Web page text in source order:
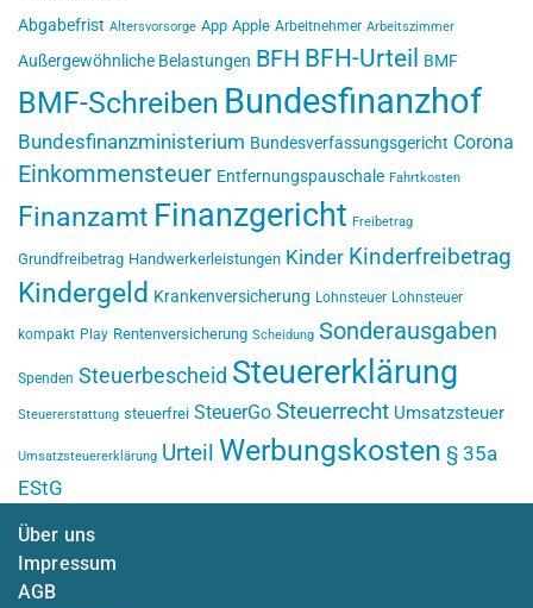
Abgabefrist Altersvorsorge App Apple Arbeitnehmer Arbeitszimmer
Außergewöhnliche Belastungen BFH BFH-Urteil BMF
BMF-Schreiben Bundesfinanzhof
Bundesfinanzministerium Bundesverfassungsgericht Corona
Einkommensteuer Entfernungspauschale Fahrtkosten
Finanzamt Finanzgericht Freibetrag
Grundfreibetrag Handwerkerleistungen Kinder Kinderfreibetrag
Kindergeld Krankenversicherung Lohnsteuer Lohnsteuer
kompakt Play Rentenversicherung Scheidung Sonderausgaben
Spenden Steuerbescheid Steuererklärung
Steuererstattung steuerfrei SteuerGo Steuerrecht Umsatzsteuer
Umsatzsteuererklärung Urteil Werbungskosten § 35a
EStG
Über uns
Impressum
AGB